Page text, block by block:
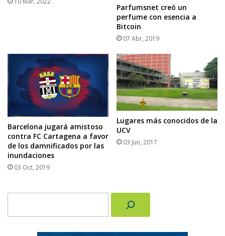
Parfumsnet creó un
perfume con esencia a
Bitcoin
07 Abr, 2019
Barcelona jugará amistoso
contra FC Cartagena a favor
de los damnificados por las
inundaciones
03 Oct, 2019
Lugares más conocidos de la
UCV
03 Jun, 2017